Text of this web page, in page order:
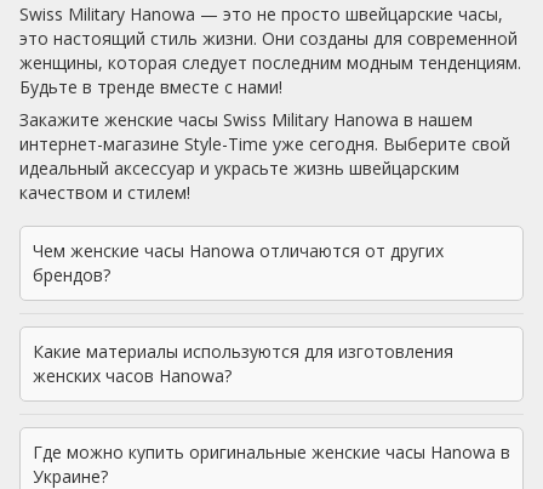
Swiss Military Hanowa — это не просто швейцарские часы,
это настоящий стиль жизни. Они созданы для современной
женщины, которая следует последним модным тенденциям.
Будьте в тренде вместе с нами!
Закажите женские часы Swiss Military Hanowa в нашем
интернет-магазине Style-Time уже сегодня. Выберите свой
идеальный аксессуар и украсьте жизнь швейцарским
качеством и стилем!
Чем женские часы Hanowa отличаются от других
брендов?
Какие материалы используются для изготовления
женских часов Hanowa?
Где можно купить оригинальные женские часы Hanowa в
Украине?